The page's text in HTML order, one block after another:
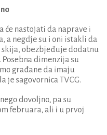
će nastojati da naprave i
a negdje su i oni istakli da
skija, obezbjeđuje dodatnu
dimenzija su
građane da imaju
je sagovornica TVCG.
dovoljno, pa su
februara, ali i u prvoj